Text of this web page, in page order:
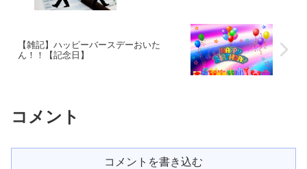
【雑記】ハッピーバースデーおいた
ん！！【記念日】
コメント
コメントを書き込む